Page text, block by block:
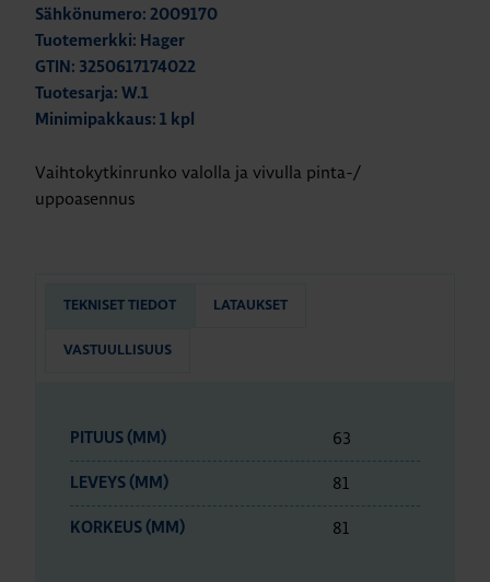
Sähkönumero: 2009170
Tuotemerkki: Hager
GTIN: 3250617174022
Tuotesarja: W.1
Minimipakkaus: 1 kpl
Vaihtokytkinrunko valolla ja vivulla pinta-/
uppoasennus
TEKNISET TIEDOT LATAUKSET
VASTUULLISUUS
PITUUS (MM) 63
LEVEYS (MM) 81
KORKEUS (MM) 81